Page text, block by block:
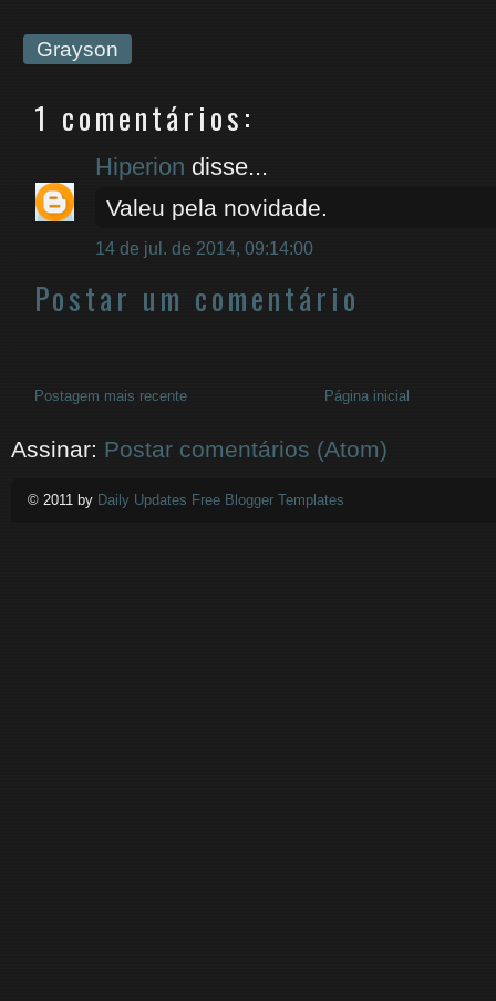
Grayson
1 comentários:
Hiperion disse...
Valeu pela novidade.
14 de jul. de 2014, 09:14:00
Postar um comentário
Postagem mais recente Página inicial
Assinar: Postar comentários (Atom)
© 2011 by Daily Updates Free Blogger Templates